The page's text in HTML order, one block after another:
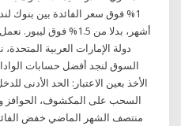
1% فوق سعر الفائدة بين بنوك
أشهر، بدلا من 1.5%
دولة الإمارات العربية
السوق لنجد أفضل حسابات
الأخذ بعين الاعتبار: الحد الأدنى
السحب على المكشوف، الحوافز